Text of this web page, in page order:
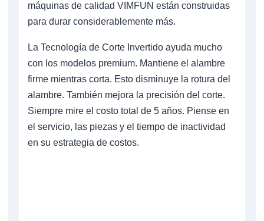
máquinas de calidad VIMFUN están construidas
para durar considerablemente más.
La Tecnología de Corte Invertido ayuda mucho
con los modelos premium. Mantiene el alambre
firme mientras corta. Esto disminuye la rotura del
alambre. También mejora la precisión del corte.
Siempre mire el costo total de 5 años. Piense en
el servicio, las piezas y el tiempo de inactividad
en su estrategia de costos.